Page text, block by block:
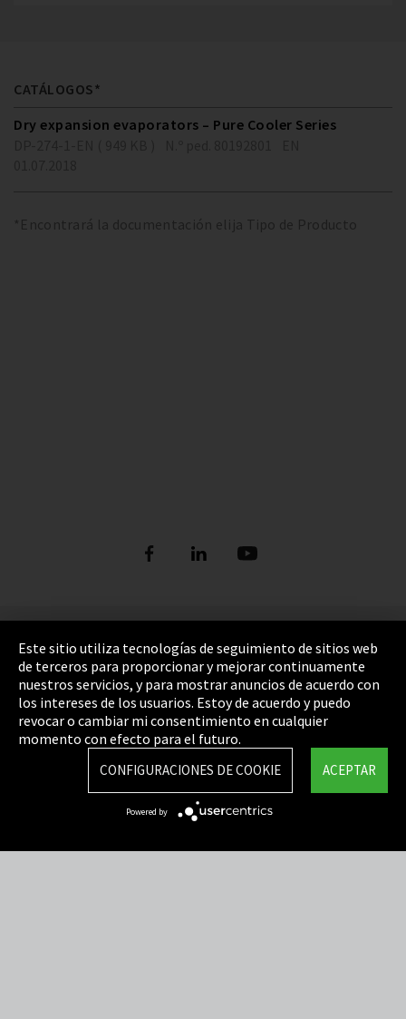
CATÁLOGOS*
Dry expansion evaporators – Pure Cooler Series
*Encontrará la documentación elija Tipo de Producto
Pie de imprenta
Política de privacidad
Cookie Settings
Términos y Condiciones
Mapa del sitio
Integrity Line
Este sitio utiliza tecnologías de seguimiento de sitios web
de terceros para proporcionar y mejorar continuamente
nuestros servicios, y para mostrar anuncios de acuerdo con
los intereses de los usuarios. Estoy de acuerdo y puedo
revocar o cambiar mi consentimiento en cualquier
momento con efecto para el futuro.
ACEPTAR
CONFIGURACIONES DE COOKIE
Powered by